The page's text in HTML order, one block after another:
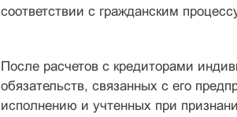
соответствии с гражданским
После расчетов с кредиторами
обязательств, связанных с его
исполнению и учтенных при